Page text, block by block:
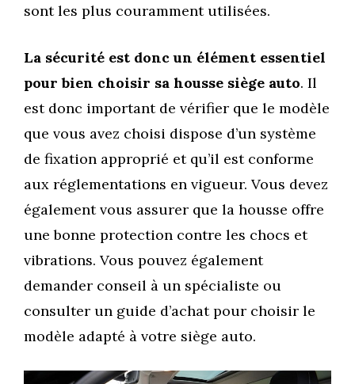
sont les plus couramment utilisées.
La sécurité est donc un élément essentiel
pour bien choisir sa housse siège auto. Il
est donc important de vérifier que le modèle
que vous avez choisi dispose d’un système
de fixation approprié et qu’il est conforme
aux réglementations en vigueur. Vous devez
également vous assurer que la housse offre
une bonne protection contre les chocs et
vibrations. Vous pouvez également
demander conseil à un spécialiste ou
consulter un guide d’achat pour choisir le
modèle adapté à votre siège auto.